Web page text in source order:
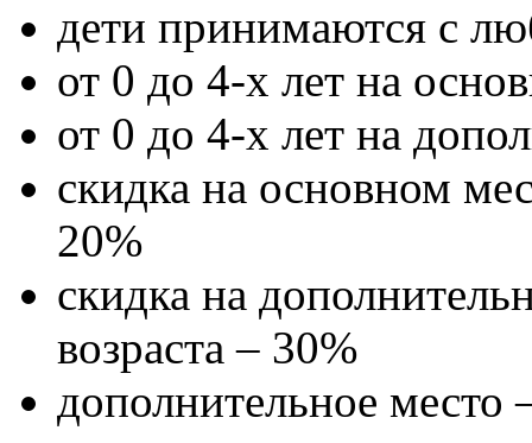
дети принимаются с
от 0 до 4-х лет на
от 0 до 4-х лет на
скидка на основном
20%
скидка на
возраста – 30%
дополнительное место